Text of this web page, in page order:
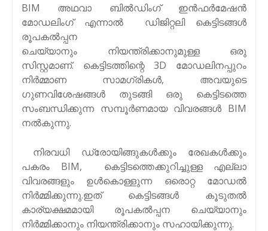
BIM അഥവാ ബിൽഡിംഗ് ഇൻഫർമേഷൻ
മോഡലിംഗ് എന്നാൽ ഡിജിറ്റലി കെട്ടിടങ്ങൾ
രൂപകൽപ്പന
ചെയ്യാനും നിയന്ത്രിക്കാനുമുള്ള
ഒരു
സിസ്റ്റമാണ്. കെട്ടിടത്തിന്റെ 3D മോഡലിനപ്പുറം
നിർമ്മാണ സാമഗ്രികൾ, അവയുടെ
ഗുണവിശേഷങ്ങൾ തുടങ്ങി ഒരു കെട്ടിടത്തെ
സംബന്ധിക്കുന്ന സമ്പൂർണമായ വിവരങ്ങൾ BIM
നൽകുന്നു.
നിരവധി ഡ്രോയിങ്ങുകൾക്കും രേഖകൾക്കും
പകരം BIM, കെട്ടിടത്തെക്കുറിച്ചുള്ള എല്ലാ
വിവരങ്ങളും ഉൾകൊള്ളുന്ന ഒരൊറ്റ മോഡൽ
നിർമ്മിക്കുന്നു.ഇത് കെട്ടിടങ്ങൾ കൂടുതൽ
കാര്യക്ഷമമായി രൂപകൽപ്പന ചെയ്യാനും
നിർമ്മിക്കാനും നിയന്ത്രിക്കാനും സഹായിക്കുന്നു.